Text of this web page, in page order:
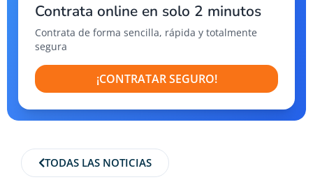
Contrata online en solo 2 minutos
Contrata de forma sencilla, rápida y totalmente
segura
¡CONTRATAR SEGURO!
TODAS LAS NOTICIAS